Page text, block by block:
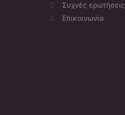
Συχνές ερωτήσεις
Επικοινωνία